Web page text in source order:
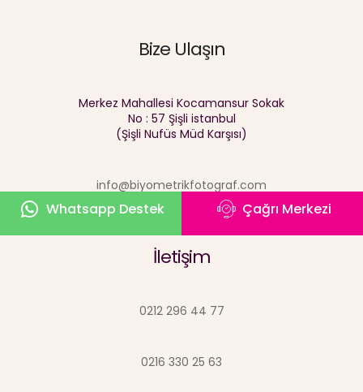
Bize Ulaşın
Merkez Mahallesi Kocamansur Sokak
No : 57 Şişli istanbul
(Şişli Nufüs Müd Karşısı)
info@biyometrikfotograf.com
İletişim
0212 296 44 77
0216 330 25 63
Whatsapp Destek Çağrı Merkezi